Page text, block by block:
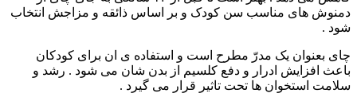
دمنوش های مناسب سن کودک و بر اساس ذائقه و مزاجش انتخاب
شود .
چای بعنوان یک مدرّ مطرح است و استفاده ی ان برای کودکان
باعث افزایش ادرار و دفع کلسیم از بدن شان می شود . رشد و
سلامت استخوان ها تحت تاثیر قرار می گیرد .